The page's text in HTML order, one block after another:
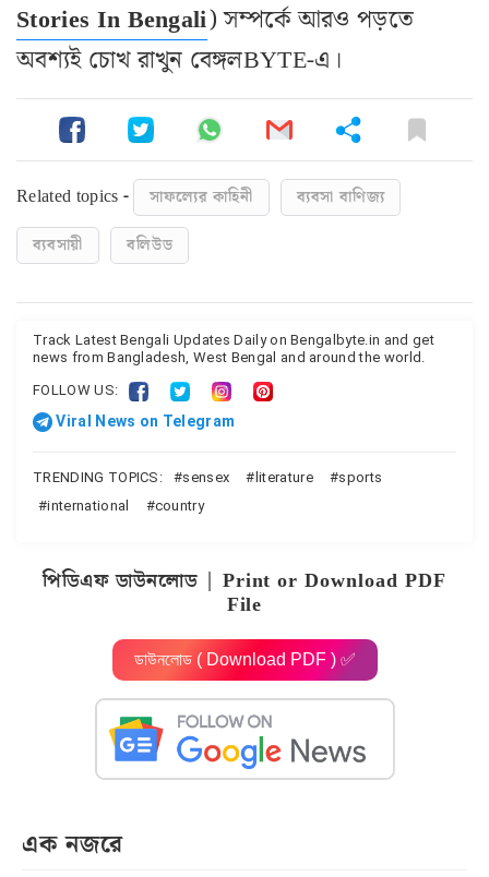
Stories In Bengali) সম্পর্কে আরও পড়তে
অবশ্যই চোখ রাখুন বেঙ্গলBYTE-এ।
Related topics - সাফল্যের কাহিনী
ব্যবসা বাণিজ্য
ব্যবসায়ী
বলিউড
Track Latest Bengali Updates Daily on Bengalbyte.in and get
news from Bangladesh, West Bengal and around the world.
FOLLOW US:
Viral News on Telegram
TRENDING TOPICS: sensex literature
sports
international
country
পিডিএফ ডাউনলোড | Print or Download PDF
File
ডাউনলোড ( Download PDF ) ✅
এক নজরে